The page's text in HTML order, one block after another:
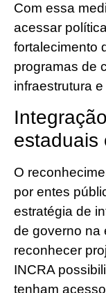
Com essa
acessar
fortalecimento
programas de
infraestrutura
estaduais
O
por entes
estratégia de
de governo na
reconhecer
INCRA
tenham